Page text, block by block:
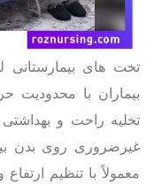
تخت های
بیماران با محدودیت
تخلیه راحت و
غیرضروری روی بدن
معمولاً با تنظیم